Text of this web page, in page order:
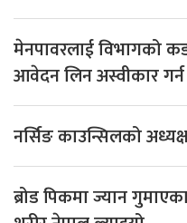
मेनपावरलाई विभागको
आवेदन लिन अस्वीकार
नर्सिङ काउन्सिलको
ब्रोड पिकमा ज्यान